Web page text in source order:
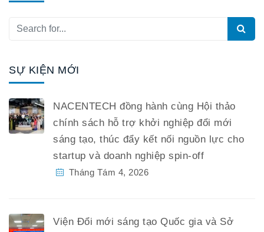
SỰ KIỆN MỚI
NACENTECH đồng hành cùng Hội thảo
chính sách hỗ trợ khởi nghiệp đổi mới
sáng tạo, thúc đẩy kết nối nguồn lực cho
startup và doanh nghiệp spin-off
Tháng Tám 4, 2026
Viện Đổi mới sáng tạo Quốc gia và Sở